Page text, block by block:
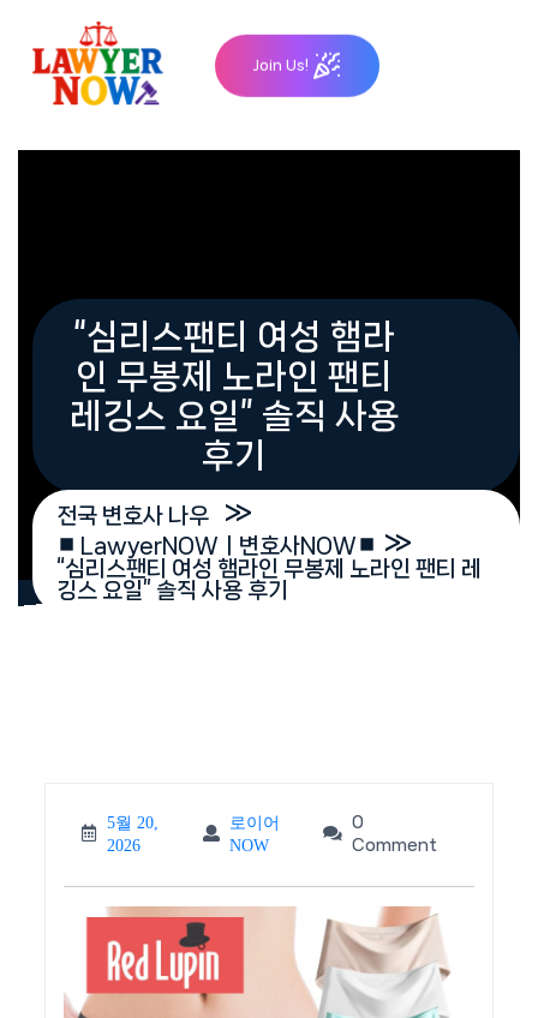
content
Join Us!
“심리스팬티 여성 햄라
인 무봉제 노라인 팬티
레깅스 요일” 솔직 사용
후기
전국 변호사 나우 »
⏹︎ LawyerNOWㅣ변호사NOW⏹︎ »
“심리스팬티 여성 햄라인 무봉제 노라인 팬티 레
깅스 요일” 솔직 사용 후기
5월 20,
2026
5월
20,
로이어
NOW
로이
어
0
Comment